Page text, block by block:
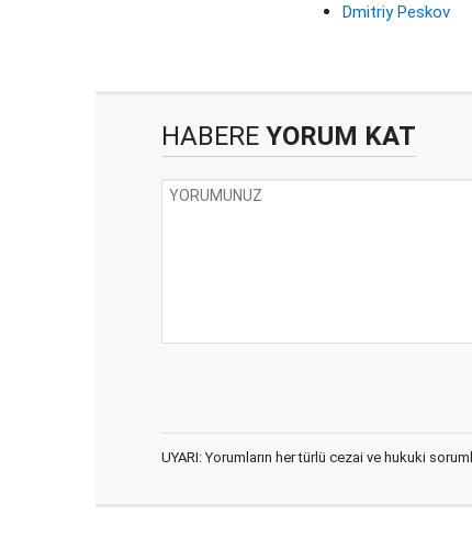
Dmitriy Peskov
HABERE YORUM KAT
UYARI: Yorumların her türlü cezai ve hukuki